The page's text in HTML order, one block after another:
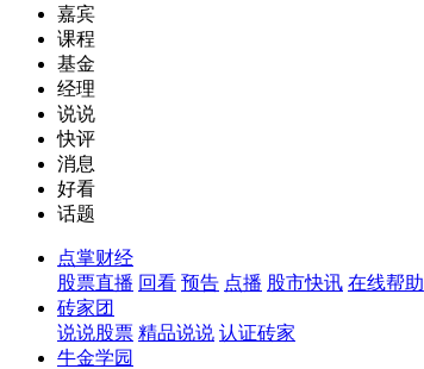
嘉宾
课程
基金
经理
说说
快评
消息
好看
话题
点掌财经
股票直播 回看 预告 点播 股市快讯 在线帮助
砖家团
说说股票 精品说说 认证砖家
牛金学园